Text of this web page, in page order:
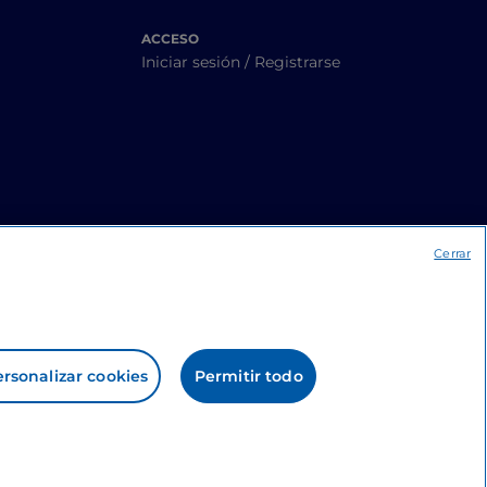
ACCESO
Iniciar sesión / Registrarse
cookies Permitir todo
Cerrar